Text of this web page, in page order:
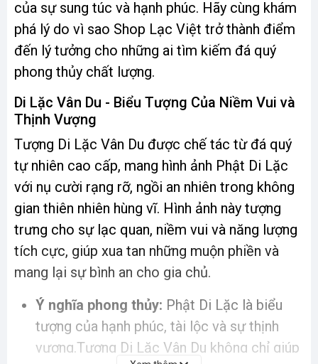
của sự sung túc và hạnh phúc. Hãy cùng khám
phá lý do vì sao Shop Lạc Việt trở thành điểm
đến lý tưởng cho những ai tìm kiếm đá quý
phong thủy chất lượng.
Di Lặc Vân Du - Biểu Tượng Của Niềm Vui và
Thịnh Vượng
Tượng Di Lặc Vân Du được chế tác từ đá quý
tự nhiên cao cấp, mang hình ảnh Phật Di Lặc
với nụ cười rạng rỡ, ngồi an nhiên trong không
gian thiên nhiên hùng vĩ. Hình ảnh này tượng
trưng cho sự lạc quan, niềm vui và năng lượng
tích cực, giúp xua tan những muộn phiền và
mang lại sự bình an cho gia chủ.
Ý nghĩa phong thủy: Phật Di Lặc là biểu
tượng của hạnh phúc, tài lộc và sự thịnh
vượng.Tượng Di Lặc Vân Du không chỉ giúp